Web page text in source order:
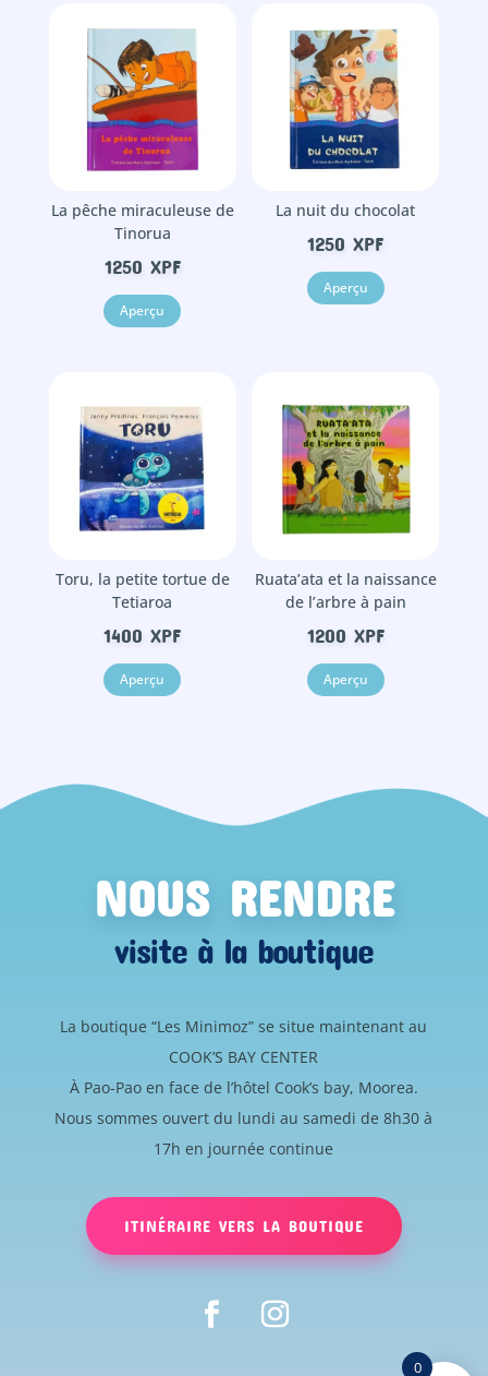
La pêche miraculeuse de
Tinorua
1250 XPF
Aperçu
La nuit du chocolat
1250XPF
Aperçu
Toru, la petite tortue de
Tetiaroa
1400XPF
Aperçu
Ruata’ata et la naissance
de l’arbre à pain
1200 XPF
Aperçu
NOUS RENDRE
visite à la boutique
La boutique “Les Minimoz” se situe maintenant au
COOK’S BAY CENTER
À Pao-Pao en face de l’hôtel Cook’s bay, Moorea.
Nous sommes ouvert du lundi au samedi de 8h30 à
17h en journée continue
ITINÉRAIRE VERS LA BOUTIQUE
0